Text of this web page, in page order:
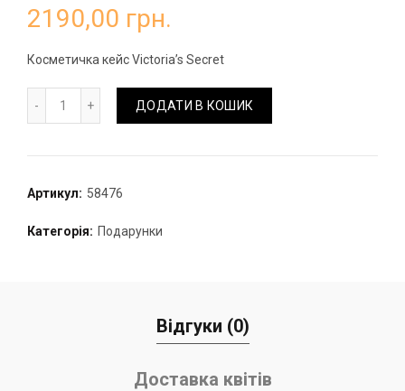
2190,00 грн.
Косметичка кейс Victoria’s Secret
ДОДАТИ В КОШИК
Артикул: 58476
Категорія: Подарунки
Відгуки (0)
Доставка квітів